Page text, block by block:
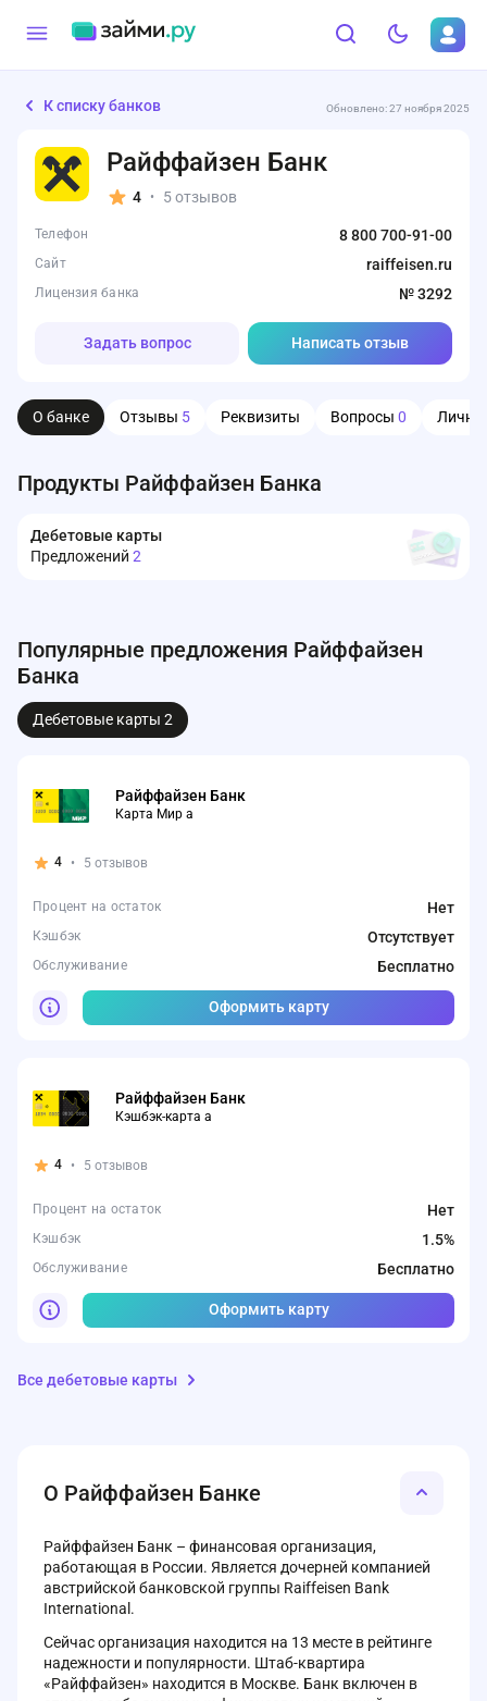
К списку банков Обновлено: 27 ноября 2025
Райффайзен Банк
4 • 5 отзывов
Телефон 8 800 700-91-00
Сайт raiffeisen.ru
Лицензия банка № 3292
Задать вопрос Написать отзыв
О банке Отзывы 5 Реквизиты Вопросы 0
Продукты Райффайзен Банка
Дебетовые карты
Предложений 2
Популярные предложения Райффайзен
Банка
Дебетовые карты 2
Райффайзен Банк
Карта Мир а
4 • 5 отзывов
Процент на остаток Нет
Кэшбэк Отсутствует
Обслуживание Бесплатно
Оформить карту
Райффайзен Банк
Кэшбэк-карта а
4 • 5 отзывов
Процент на остаток Нет
Кэшбэк 1.5%
Обслуживание Бесплатно
Оформить карту
Все дебетовые карты
О Райффайзен Банке
Райффайзен Банк – финансовая организация,
работающая в России. Является дочерней компанией
австрийской банковской группы Raiffeisen Bank
International.
Сейчас организация находится на 13 месте в рейтинге
надежности и популярности. Штаб-квартира
«Райффайзен» находится в Москве. Банк включен в